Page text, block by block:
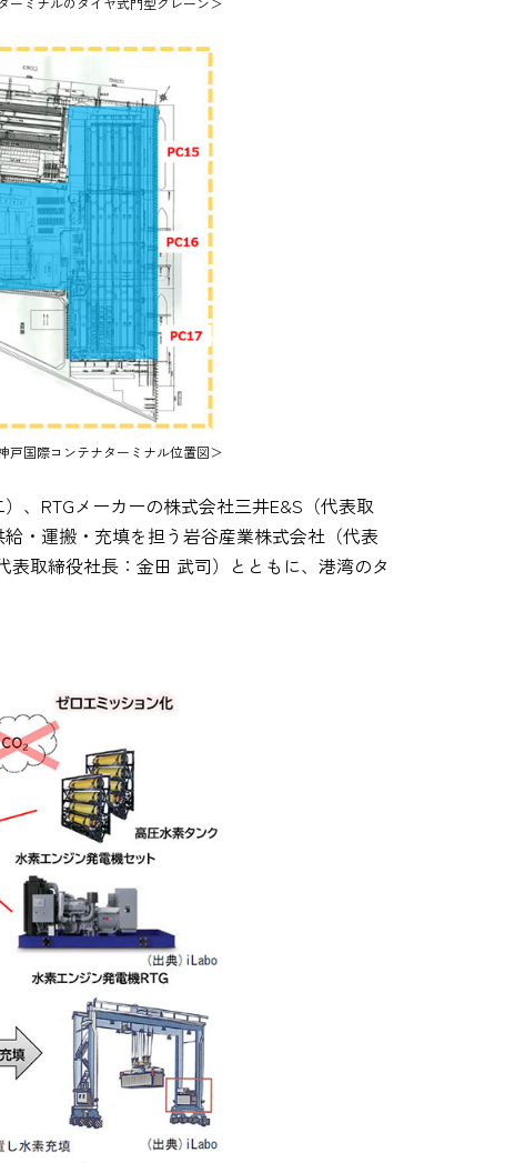
戸国際コンテナターミナル位置図＞
、RTGメーカーの株式会社三井E&S（代表取
・運搬・充填を担う岩谷産業株式会社（代表
取締役社長：金田 武司）とともに、港湾のタ